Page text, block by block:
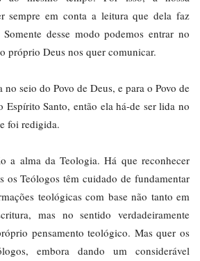
sempre em conta a leitura que dela faz
desse modo podemos entrar no
próprio Deus nos quer comunicar.
no seio do Povo de Deus, e para o Povo de
Espírito Santo, então ela há-de ser lida no
foi redigida.
a alma da Teologia. Há que reconhecer
os Teólogos têm cuidado de fundamentar
teológicas com base não tanto em
mas no sentido verdadeiramente
pensamento teológico. Mas quer os
embora dando um considerável